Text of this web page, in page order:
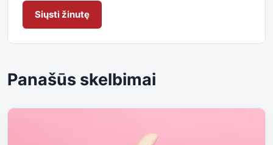
Siųsti žinutę
Panašūs skelbimai